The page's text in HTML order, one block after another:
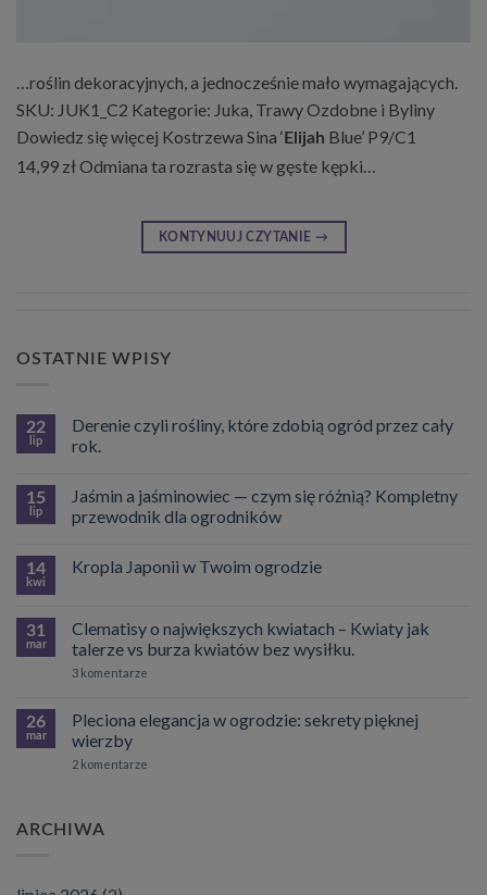
…roślin dekoracyjnych, a jednocześnie mało wymagających.
SKU: JUK1_C2 Kategorie: Juka, Trawy Ozdobne i Byliny
Dowiedz się więcej Kostrzewa Sina ‘ Elijah Blue’ P9/C1
14,99 zł Odmiana ta rozrasta się w gęste kępki…
KONTYNUUJ CZYTANIE →
OSTATNIE WPISY
22
lip
Derenie czyli rośliny, które zdobią ogród przez cały
rok.
do
czyli
zdobią
ogród
rok.
15
lip
Jaśmin a jaśminowiec — czym się różnią? Kompletny
przewodnik dla ogrodników
do
Jaśmin
—
czym
się
różnią?
Kompletny
ogrodników
14
kwi
Kropla Japonii w Twoim ogrodzie
Kropla
Japonii
w
Twoim
31
mar
Clematisy o największych kwiatach – Kwiaty jak
talerze vs burza kwiatów bez wysiłku.
3 komentarze
największych
kwiatach
26
mar
Pleciona elegancja w ogrodzie: sekrety pięknej
wierzby
2 komentarze
ARCHIWA